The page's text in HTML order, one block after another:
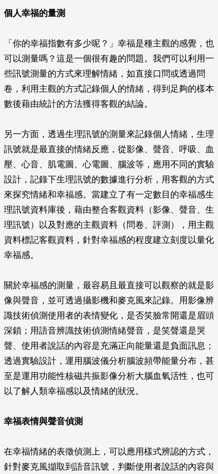
個人幸福的量測
「你的幸福指數有多少呢？」幸福是種主觀的感覺，也
可以測量嗎？這是一個很有趣的問題。我們可以利用一
些訊號測量的方式來理解情緒，如直接口問或透過問
卷，利用主觀的方式記錄個人的情緒，得到足夠的樣本
數後藉由統計的方法獲得客觀的結論。
另一方面，透過生理訊號的測量來記錄個人情緒，生理
訊號就是最直接的情緒反應，從影像、聲音、呼吸、血
壓、心音、肌電圖、心電圖、腦波等，應用不同的實驗
設計，記錄下生理訊號的數據進行分析，用客觀的方式
來探究情緒和幸福感。當建立了有一定數目的幸福感生
理訊號資料庫後，藉由整合客觀資料（影像、聲音、生
理訊號）以及對應的主觀資料（問卷、評測），用主觀
資料標記客觀資料，針對幸福感的程度建立刻度以量化
幸福感。
關於幸福感的測量，最容易且最直接可以觀察的就是影
像與聲音，並可透過攝影機和麥克風來記錄。用影像辨
識技術偵測使用者的表情變化，是否笑臉常開還是眉頭
深鎖；用語音辨識技術偵測情緒聲音，是笑聲還是哭
聲、使用者說話的內容是充滿正向能量還是負面訊息；
透過實驗設計，運用腦波儀分析腦波頻帶能量分布，甚
至是運用功能性核磁共振影像分析大腦血氧活性，也可
以了解人類幸福感以及情緒的狀況。
幸福表情與聲音偵測
在幸福情緒的表徵偵測上，可以應用樣式辨認的方式，
針對麥克風擷取到語音訊號，判斷使用者說話的內容與